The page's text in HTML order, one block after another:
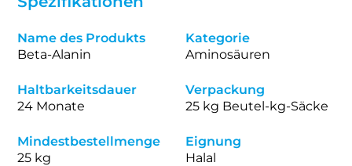
Name des Produkts
Beta-Alanin
Kategorie
Aminosäuren
Haltbarkeitsdauer
24 Monate
Verpackung
25 kg Beutel-kg-Säcke
Mindestbestellmenge
25 kg
Eignung
Halal